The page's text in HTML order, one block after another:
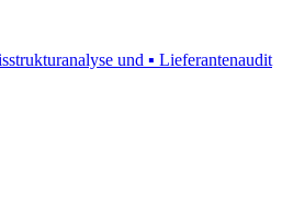
und ▪ Lieferantenaudit